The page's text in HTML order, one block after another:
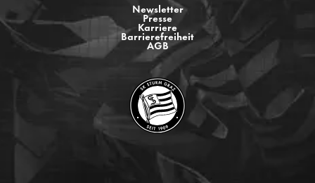
Newsletter
Presse
Karriere
Barrierefreiheit
AGB